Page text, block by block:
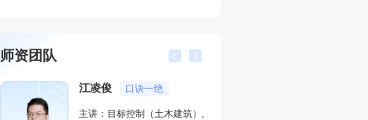
师资团队
江凌俊 口诀一绝
主讲：目标控制（土木建筑）,